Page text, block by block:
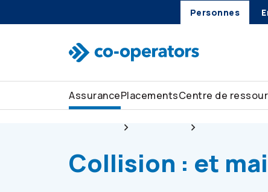
Personnes
AssurancePlacementsCentre de
Collision : et